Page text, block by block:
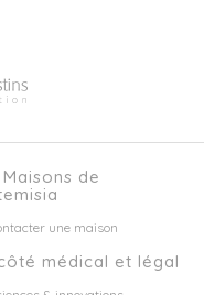
de
une maison
médical et légal